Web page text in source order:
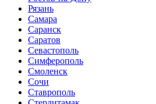
Рязань
Самара
Саранск
Саратов
Севастополь
Симферополь
Смоленск
Сочи
Ставрополь